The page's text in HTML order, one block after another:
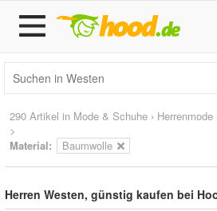
290 Artikel in Mode & Schuhe › Herrenmode
>
Material:
Baumwolle
Herren Westen, günstig kaufen bei